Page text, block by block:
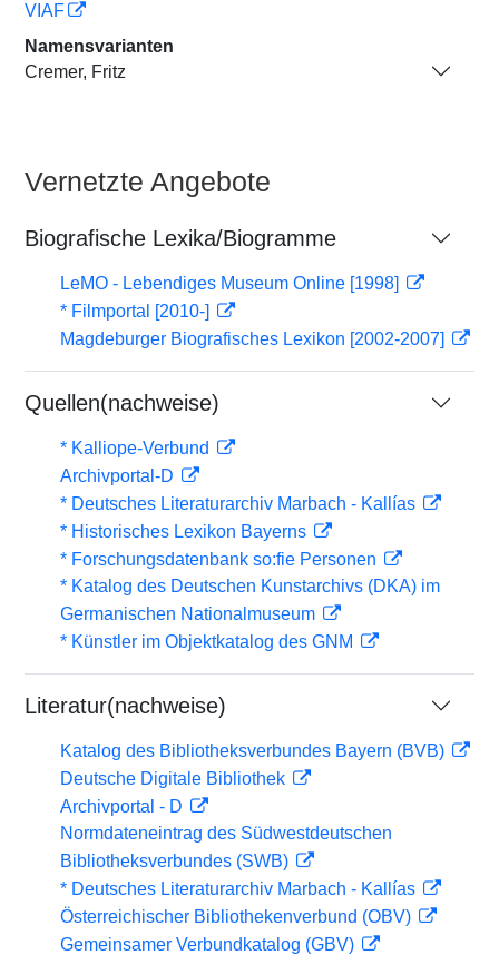
VIAF
Namensvarianten
Cremer, Fritz
Vernetzte Angebote
Biografische Lexika/Biogramme
LeMO - Lebendiges Museum Online [1998]
* Filmportal [2010-]
Magdeburger Biografisches Lexikon [2002-2007]
Quellen(nachweise)
* Kalliope-Verbund
Archivportal-D
* Deutsches Literaturarchiv Marbach - Kallías
* Historisches Lexikon Bayerns
* Forschungsdatenbank so:fie Personen
* Katalog des Deutschen Kunstarchivs (DKA) im
Germanischen Nationalmuseum
* Künstler im Objektkatalog des GNM
Literatur(nachweise)
Katalog des Bibliotheksverbundes Bayern (BVB)
Deutsche Digitale Bibliothek
Archivportal - D
Normdateneintrag des Südwestdeutschen
Bibliotheksverbundes (SWB)
* Deutsches Literaturarchiv Marbach - Kallías
Österreichischer Bibliothekenverbund (OBV)
Gemeinsamer Verbundkatalog (GBV)